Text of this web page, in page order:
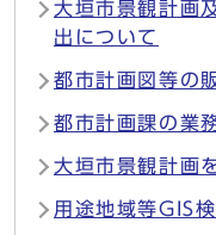
大垣市景観計画
出について
都市計画図等の
都市計画課の業
大垣市景観計画
用途地域等GIS